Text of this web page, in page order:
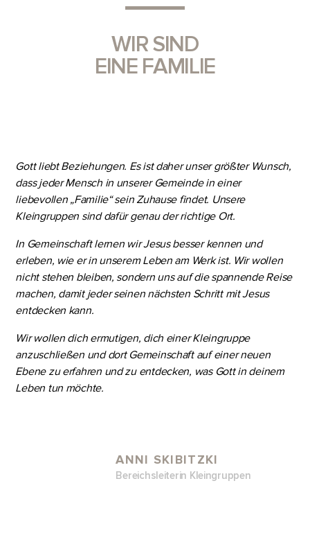
WIR SIND
EINE FAMILIE
Gott liebt Beziehungen. Es ist daher unser größter Wunsch,
dass jeder Mensch in unserer Gemeinde in einer
liebevollen „Familie“ sein Zuhause findet. Unsere
Kleingruppen sind dafür genau der richtige Ort.
In Gemeinschaft lernen wir Jesus besser kennen und
erleben, wie er in unserem Leben am Werk ist. Wir wollen
nicht stehen bleiben, sondern uns auf die spannende Reise
machen, damit jeder seinen nächsten Schritt mit Jesus
entdecken kann.
Wir wollen dich ermutigen, dich einer Kleingruppe
anzuschließen und dort Gemeinschaft auf einer neuen
Ebene zu erfahren und zu entdecken, was Gott in deinem
Leben tun möchte.
ANNI SKIBITZKI
Bereichsleiterin Kleingruppen